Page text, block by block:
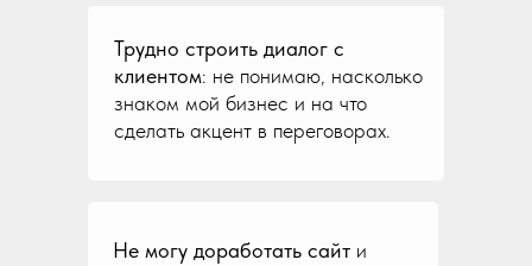
Не могу доработать сайт и
Трудно строить диалог с
клиентом: не понимаю, насколько
знаком мой бизнес и на что
сделать акцент в переговорах.